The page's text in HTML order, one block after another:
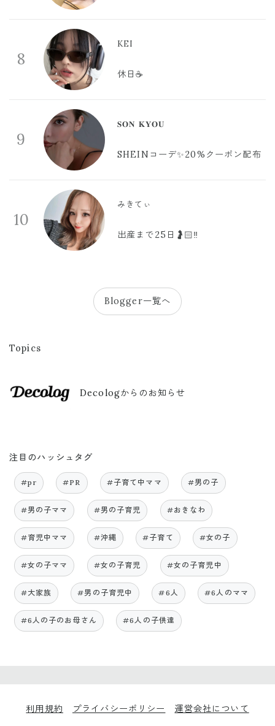
8
KEI
休日☕️
9
𝐒𝐎𝐍 𝐊𝐘𝐎𝐔
SHEINコーデ✨20%クーポン配布
10
みきてぃ
出産まで25日🤰🏻‼️
Blogger一覧へ
Topics
Decologからのお知らせ
注目のハッシュタグ
#pr #PR #子育て中ママ #男の子
#男の子ママ #男の子育児 #おきなわ
#育児中ママ #沖縄 #子育て #女の子
#女の子ママ #女の子育児 #女の子育児中
#大家族 #男の子育児中 #6人 #6人のママ
#6人の子のお母さん #6人の子供達
利用規約 プライバシーポリシー 運営会社について